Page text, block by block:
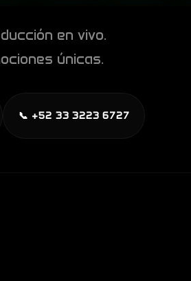
en vivo.
únicas.
📞 +52 33 3223 6727